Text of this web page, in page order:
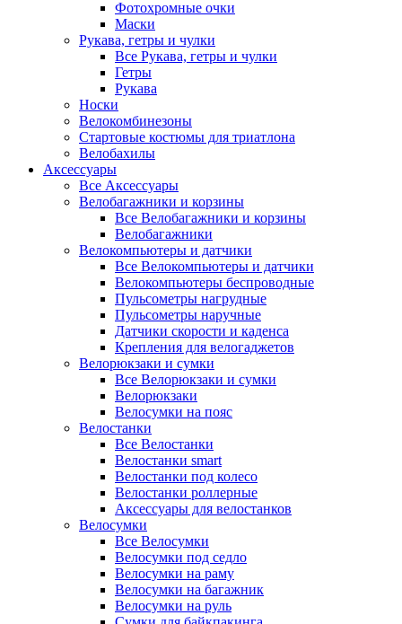
Фотохромные очки
Маски
Рукава, гетры и чулки
Все Рукава, гетры и чулки
Гетры
Рукава
Носки
Велокомбинезоны
Стартовые костюмы для триатлона
Велобахилы
Аксессуары
Все Аксессуары
Велобагажники и корзины
Все Велобагажники и корзины
Велобагажники
Велокомпьютеры и датчики
Все Велокомпьютеры и датчики
Велокомпьютеры беспроводные
Пульсометры нагрудные
Пульсометры наручные
Датчики скорости и каденса
Крепления для велогаджетов
Велорюкзаки и сумки
Все Велорюкзаки и сумки
Велорюкзаки
Велосумки на пояс
Велостанки
Все Велостанки
Велостанки smart
Велостанки под колесо
Велостанки роллерные
Аксессуары для велостанков
Велосумки
Все Велосумки
Велосумки под седло
Велосумки на раму
Велосумки на багажник
Велосумки на руль